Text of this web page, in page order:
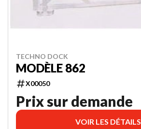
TECHNO DOCK
MODÈLE 862
X00050
Prix sur demande
VOIR LES DÉTAILS